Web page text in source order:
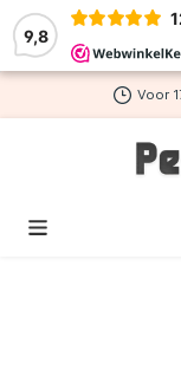
9,8
hoofdinhoud
Voor